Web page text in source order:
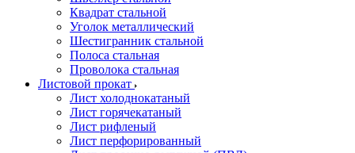
Квадрат стальной
Уголок металлический
Шестигранник стальной
Полоса стальная
Проволока стальная
Листовой прокат
Лист холоднокатаный
Лист горячекатаный
Лист рифленый
Лист перфорированный